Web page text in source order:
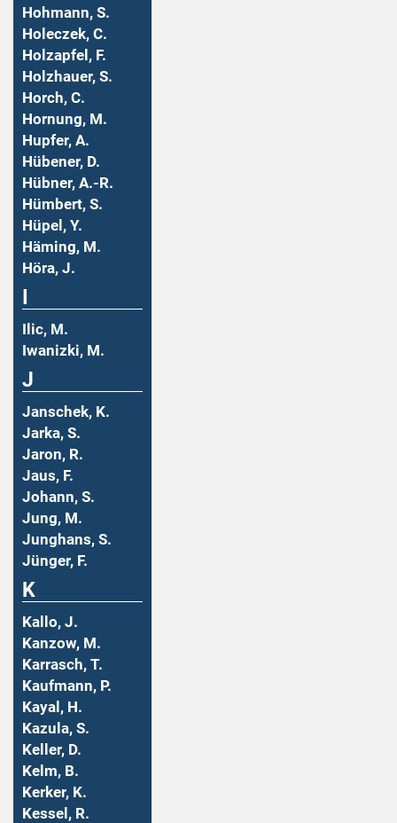
Hohmann, S.
Holeczek, C.
Holzapfel, F.
Holzhauer, S.
Horch, C.
Hornung, M.
Hupfer, A.
Hübener, D.
Hübner, A.-R.
Hümbert, S.
Hüpel, Y.
Häming, M.
Höra, J.
Ilic, M.
Iwanizki, M.
J
Janschek, K.
Jarka, S.
Jaron, R.
Jaus, F.
Johann, S.
Jung, M.
Junghans, S.
Jünger, F.
K
Kallo, J.
Kanzow, M.
Karrasch, T.
Kaufmann, P.
Kayal, H.
Kazula, S.
Keller, D.
Kelm, B.
Kerker, K.
Kessel, R.